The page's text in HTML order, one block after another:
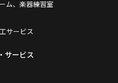
ム、楽器練習室
サービス
サービス